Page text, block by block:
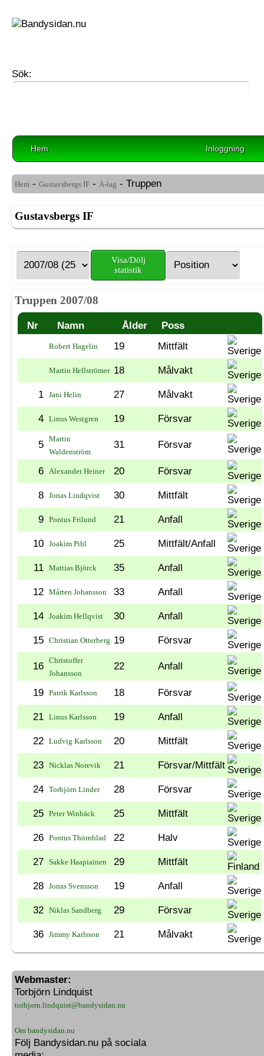
Sök:
Hem Inloggning
Hem - Gustavsbergs IF - A-lag - Truppen
Gustavsbergs IF
Visa/Dölj
statistik
Truppen 2007/08
Nr Namn Ålder Poss
Robert Hagelin 19 Mittfält
Martin Hellströmer 18 Målvakt
1 Jani Helin 27 Målvakt
4 Linus Westgren 19 Försvar
5
Martin
Waldenström
31 Försvar
6 Alexander Heiner 20 Försvar
8 Jonas Lindqvist 30 Mittfält
9 Pontus Frilund 21 Anfall
10 Joakim Pihl 25 Mittfält/Anfall
11 Mattias Björck 35 Anfall
12 Mårten Johansson 33 Anfall
14 Joakim Hellqvist 30 Anfall
15 Christian Otterberg 19 Försvar
16
Christoffer
Johansson
22 Anfall
19 Patrik Karlsson 18 Försvar
21 Linus Karlsson 19 Anfall
22 Ludvig Karlsson 20 Mittfält
23 Nicklas Norevik 21 Försvar/Mittfält
24 Torbjörn Linder 28 Försvar
25 Peter Winbäck 25 Mittfält
26 Pontus Thörnblad 22 Halv
27 Sakke Haapiainen 29 Mittfält
28 Jonas Svensson 19 Anfall
32 Niklas Sandberg 29 Försvar
36 Jimmy Karlsson 21 Målvakt
Webmaster:
Torbjörn Lindquist
torbjorn.lindquist@bandysidan.nu
Om bandysidan.nu
Följ Bandysidan.nu på sociala